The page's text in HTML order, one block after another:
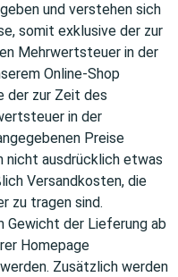
und verstehen sich
somit exklusive der zur
Mehrwertsteuer in der
Online-Shop
der zur Zeit des
in der
Preise
nicht ausdrücklich etwas
Versandkosten, die
zu tragen sind.
Gewicht der Lieferung ab
Homepage
Zusätzlich werden